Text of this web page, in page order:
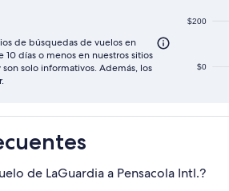
$0
$200
de búsquedas de vuelos en
10 días o menos en nuestros sitios
solo informativos. Además, los
de LaGuardia a Pensacola Intl.?